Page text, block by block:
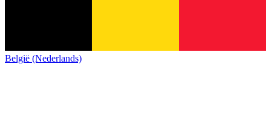
België (Nederlands)